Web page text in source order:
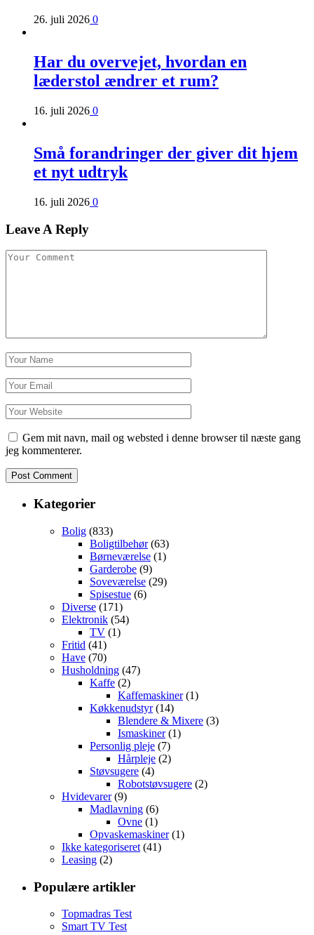
26. juli 2026 0
Har du overvejet, hvordan en
læderstol ændrer et rum?
16. juli 2026 0
Små forandringer der giver dit hjem
et nyt udtryk
16. juli 2026 0
Leave A Reply
Gem mit navn, mail og websted i denne browser til næste gang
jeg kommenterer.
Kategorier
Bolig (833)
Boligtilbehør(63)
Børneværelse (1)
Garderobe (9)
Soveværelse (29)
Spisestue (6)
Diverse (171)
Elektronik (54)
TV (1)
Fritid (41)
Have (70)
Husholdning (47)
Kaffe (2)
Kaffemaskiner(1)
Køkkenudstyr(14)
Blendere & Mixere (3)
Ismaskiner(1)
Personlig pleje (7)
Hårpleje (2)
Støvsugere (4)
Robotstøvsugere (2)
Hvidevarer(9)
Madlavning (6)
Ovne (1)
Opvaskemaskiner(1)
Ikke kategoriseret (41)
Leasing (2)
Populære artikler
Topmadras Test
Smart TV Test